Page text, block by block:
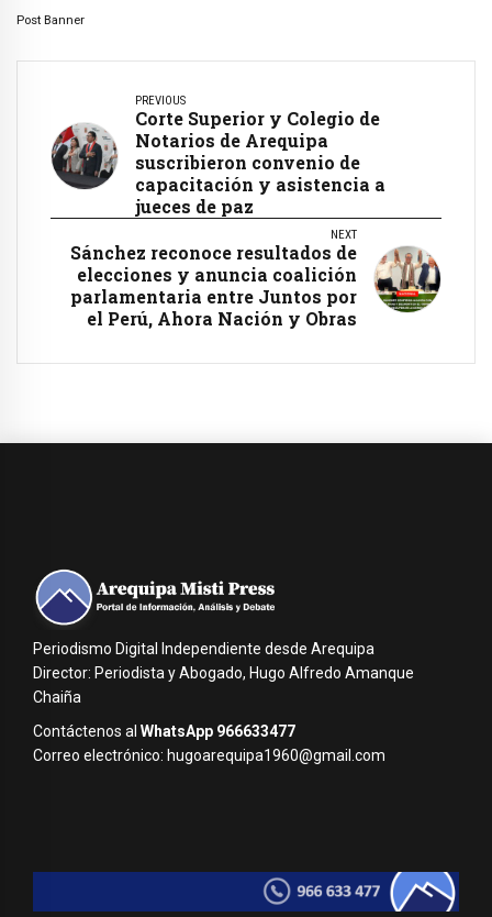
Post Banner
PREVIOUS
Corte Superior y Colegio de
Notarios de Arequipa
suscribieron convenio de
capacitación y asistencia a
jueces de paz
NEXT
Sánchez reconoce resultados de
elecciones y anuncia coalición
parlamentaria entre Juntos por
el Perú, Ahora Nación y Obras
Periodismo Digital Independiente desde Arequipa
Director: Periodista y Abogado, Hugo Alfredo Amanque
Chaiña
Contáctenos al WhatsApp 966633477
Correo electrónico: hugoarequipa1960@gmail.com